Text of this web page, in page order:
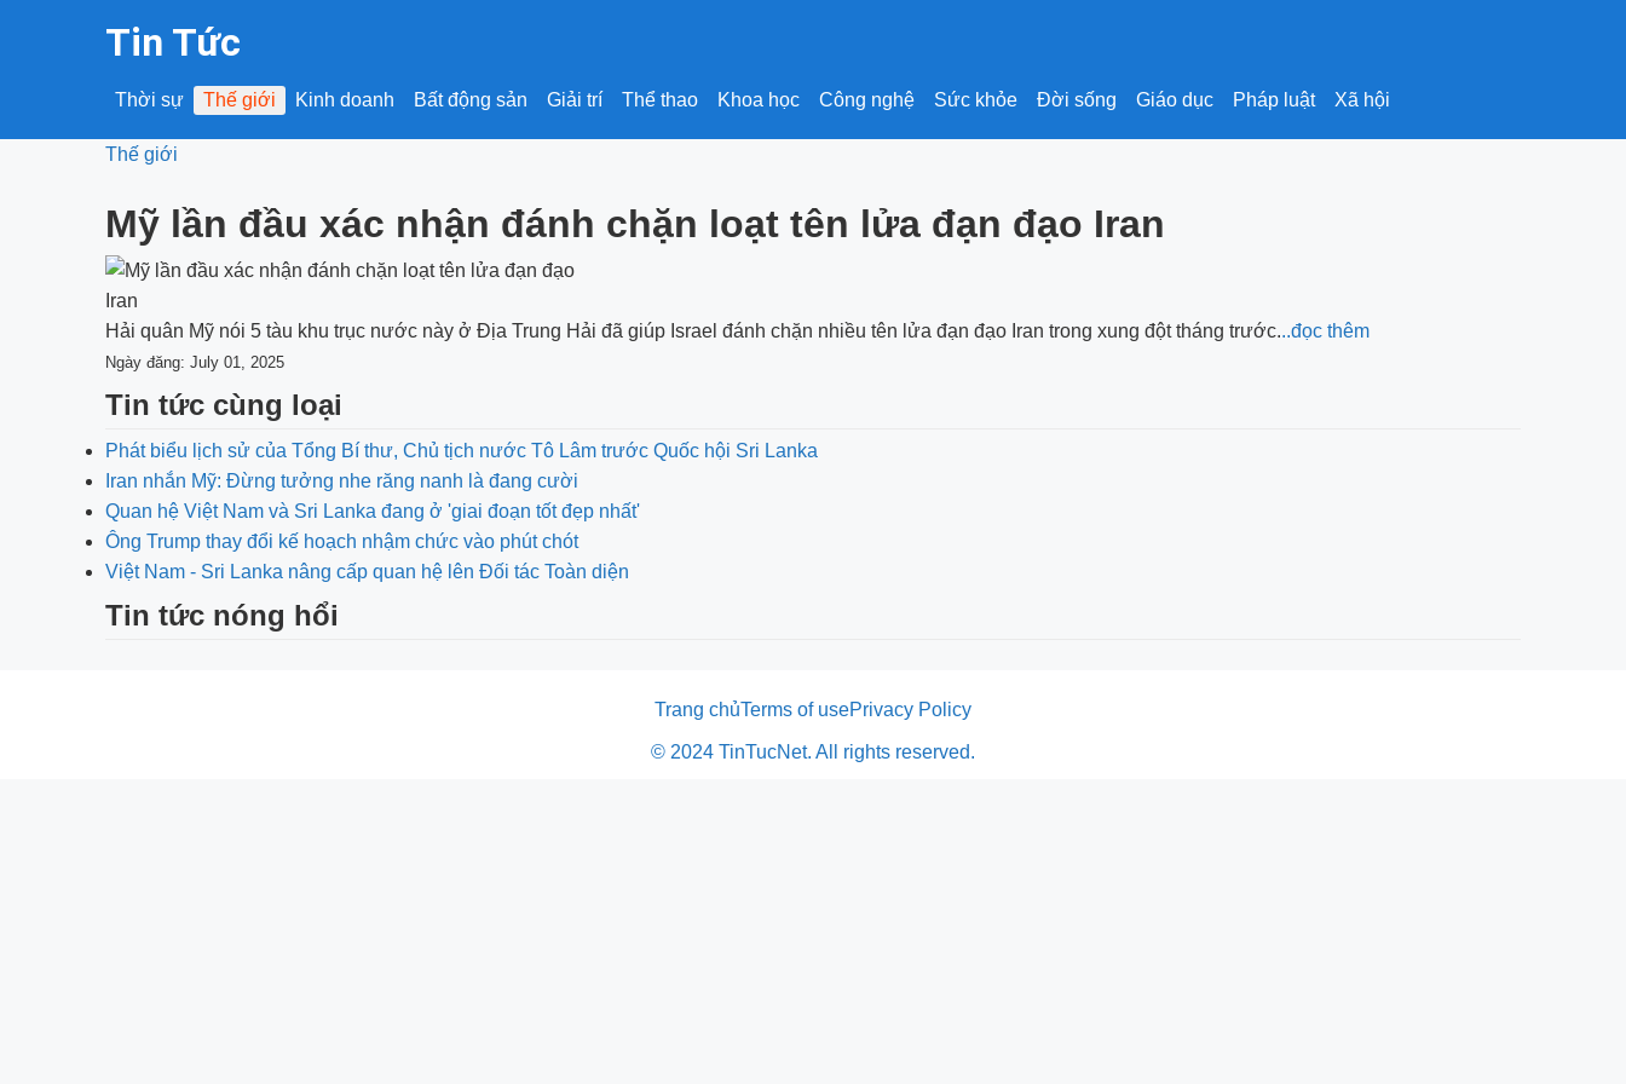
Tin Tức
Thời sự Thế giới Kinh doanh Bất động sản Giải trí Thể thao Khoa học Công nghệ Sức khỏe Đời sống Giáo dục Pháp luật Xã hội
Thế giới
Mỹ lần đầu xác nhận đánh chặn loạt tên lửa đạn đạo Iran
Hải quân Mỹ nói 5 tàu khu trục nước này ở Địa Trung Hải đã giúp Israel đánh chặn nhiều tên lửa đạn đạo Iran trong xung đột tháng trước...đọc thêm
Ngày đăng: July 01, 2025
Tin tức cùng loại
Phát biểu lịch sử của Tổng Bí thư, Chủ tịch nước Tô Lâm trước Quốc hội Sri Lanka
Iran nhắn Mỹ: Đừng tưởng nhe răng nanh là đang cười
Quan hệ Việt Nam và Sri Lanka đang ở 'giai đoạn tốt đẹp nhất'
Ông Trump thay đổi kế hoạch nhậm chức vào phút chót
Việt Nam - Sri Lanka nâng cấp quan hệ lên Đối tác Toàn diện
Tin tức nóng hổi
Trang chủTerms of usePrivacy Policy
© 2024 TinTucNet. All rights reserved.